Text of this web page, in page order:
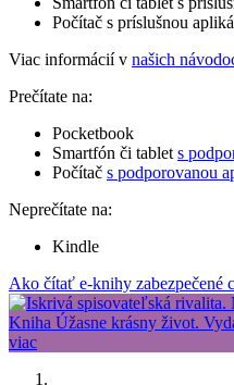
Počítač s príslušnou
Viac informácií v našich
Prečítate na:
Pocketbook
Smartfón či tablet s
Počítač s podporovanou
Neprečítate na:
Kindle
Ako čítať e-knihy zabezpečené